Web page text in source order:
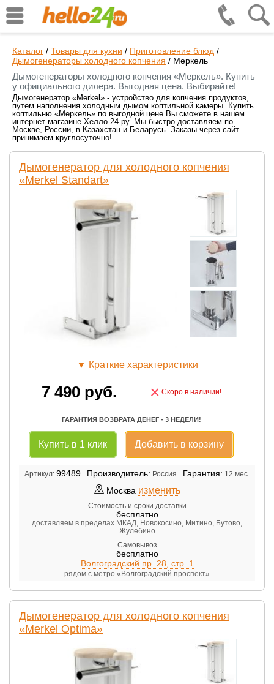
Каталог / Товары для кухни / Приготовление блюд /
Дымогенераторы холодного копчения / Меркель
Дымогенераторы холодного копчения «Меркель». Купить
у официального дилера. Выгодная цена. Выбирайте!
Дымогенератор «Merkel» - устройство для копчения продуктов,
путем наполнения холодным дымом коптильной камеры. Купить
коптильню «Меркель» по выгодной цене Вы сможете в нашем
интернет-магазине Хелло-24.ру. Мы быстро доставляем по
Москве, России, в Казахстан и Беларусь. Заказы через сайт
принимаем круглосуточно!
Дымогенератор для холодного копчения
«Merkel Standart»
▼ Краткие характеристики
7 490 руб. × Скоро в наличии!
ГАРАНТИЯ ВОЗВРАТА ДЕНЕГ - 3 НЕДЕЛИ!
Купить в 1 клик Добавить в корзину
Артикул: 99489 Производитель: Россия Гарантия: 12 мес.
Москва изменить
Стоимость и сроки доставки
бесплатно
доставляем в пределах МКАД, Новокосино, Митино, Бутово,
Жулебино
Самовывоз
бесплатно
Волгоградский пр. 28, стр. 1
рядом с метро «Волгоградский проспект»
Дымогенератор для холодного копчения
«Merkel Optima»